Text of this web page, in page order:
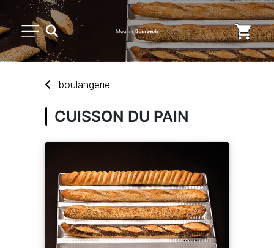
USAGE UNIQUE
DISTRIBUTION DE REPAS
MARQUES
NOUVEAUTÉS
boulangerie
CUISSON DU PAIN